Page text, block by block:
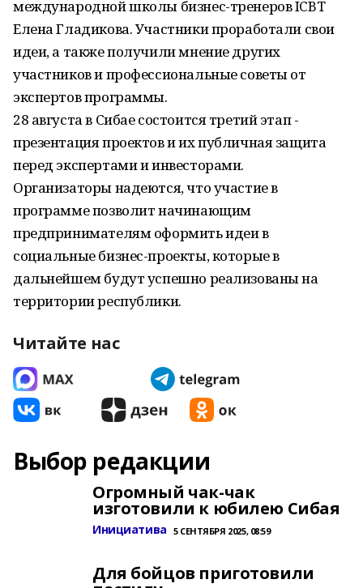
международной школы бизнес-тренеров ICBT
Елена Гладикова. Участники проработали свои
идеи, а также получили мнение других
участников и профессиональные советы от
экспертов программы.
28 августа в Сибае состоится третий этап -
презентация проектов и их публичная защита
перед экспертами и инвесторами.
Организаторы надеются, что участие в
программе позволит начинающим
предпринимателям оформить идеи в
социальные бизнес-проекты, которые в
дальнейшем будут успешно реализованы на
территории республики.
Читайте нас
Выбор редакции
Огромный чак-чак
изготовили к юбилею Сибая
Инициатива 5 СЕНТЯБРЯ 2025, 08:59
Для бойцов приготовили